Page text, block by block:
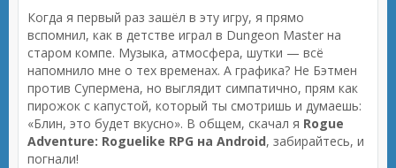
Когда я первый раз зашёл в эту игру, я прямо
вспомнил, как в детстве играл в Dungeon Master на
старом компе. Музыка, атмосфера, шутки — всё
напомнило мне о тех временах. А графика? Не Бэтмен
против Супермена, но выглядит симпатично, прям как
пирожок с капустой, который ты смотришь и думаешь:
«Блин, это будет вкусно». В общем, скачал я Rogue
Adventure: Roguelike RPG на Android, забирайтесь, и
погнали!